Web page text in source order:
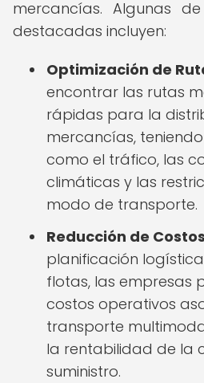
mercancías. Algunas
destacadas incluyen:
Optimización de
encontrar las rutas
rápidas para la
mercancías,
como el tráfico, las
climáticas y las
modo de transporte.
Reducción de
planificación
flotas, las empresas
costos operativos
transporte
la rentabilidad de la
suministro.